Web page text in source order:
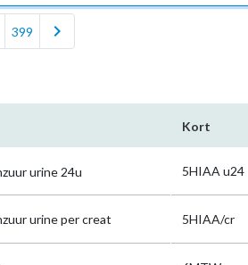
399 chevron_right
Kort
urine 24u 5HIAA u24
urine per creat 5HIAA/cr